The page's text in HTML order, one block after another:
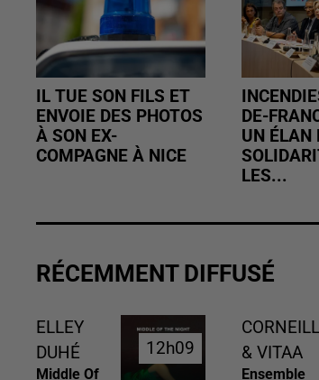
IL TUE SON FILS ET
ENVOIE DES PHOTOS
À SON EX-
COMPAGNE À NICE
DE-
UN ÉLAN
LES...
RÉCEMMENT DIFFUSÉ
ELLEY
DUHÉ
Middle Of
12h09
12h09
& VITAA
Ensemble